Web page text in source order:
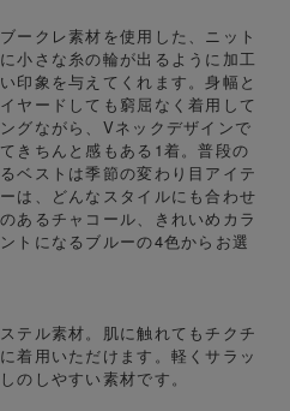
ークレ素材を使用した、ニット
小さな糸の輪が出るように加工
印象を与えてくれます。身幅と
ヤードしても窮屈なく着用して
グながら、Vネックデザインで
きちんと感もある1着。普段の
ベストは季節の変わり目アイテ
は、どんなスタイルにも合わせ
あるチャコール、きれいめカラ
トになるブルーの4色からお選
テル素材。肌に触れてもチクチ
着用いただけます。軽くサラッ
のしやすい素材です。